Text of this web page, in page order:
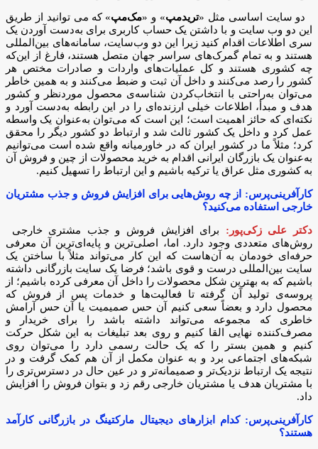
دو‌ سایت اساسی مثل «تریدمپ» و «مک‌مپ» که می توانید از طریق
این دو وب سایت و با داشتن یک حساب کاربری برای به‌دست آوردن یک
سری اطلاعات اقدام کنید زیرا این دو وب‌سایت، سامانه‌های بین‌المللی
هستند و به تمام گمرک‌های سراسر جهان متصل هستند، فارغ از این‌که
چه کشوری هستند و کل عملیات‌های واردات و صادرات مختص هر
کشور را رصد می‌کنند و داخل آن ثبت و ضبط می‌کنند و به همین خاطر
می‌توان به‌راحتی با انتخاب‌کردن شناسه‌ی محصول موردنظر و کشور
هدف و مبدأ، اطلاعات خیلی ارزنده‌ای را در این رابطه به‌دست آورد و
نکته‌ای که حائز اهمیت است؛ این است که می‌توان به‌عنوان یک واسطه
عمل کرد و داخل یک کشور ثالث شد و ارتباط دو کشور دیگر را محقق
کرد؛ مثلاً ما در کشور ایران که در خاورمیانه واقع شده است می‌توانیم
به‌عنوان یک بازرگان ایرانی اقدام به خرید محصولات از چین و فروش آن
به کشوری مثل عراق یا ترکیه باشیم و این ارتباط را تسهیل کنیم.
کارآفرینی‌پرس: از چه روش‌هایی برای افزایش فروش و جذب مشتریان
خارجی استفاده می‌کنید؟
دکتر علی زکی‌پور: برای افزایش فروش و جذب مشتری خارجی
روش‌های متعددی وجود دارد. اما، اصلی‌ترین و پایه‌ای‌ترین آن معرفی
حرفه‌ای خودمان به آن‌هاست که این کار می‌تواند مثلاً با ساختن یک
سایت بین‌المللی درست و قوی باشد؛ فرضا یک سایت بازرگانی داشته
باشیم که به بهترین شکل محصولات را داخل آن معرفی کرده باشیم؛ از
پروسه‌ی تولید آن گرفته تا فعالیت‌ها و خدمات پس از فروش که
محصول دارد و بعضاً سعی کنیم آن حس صمیمیت یا آن حس آرامش
خاطری که مجموعه می‌تواند داشته باشد را برای خریدار و
مصرف‌کننده نهایی القا کنیم و روی بعد تبلیغات به این شکل حرکت
کنیم و همین بستر را که یک حالت رسمی دارد را می‌توان روی
شبکه‌های اجتماعی برد و به عنوان مکمل از آن هم کمک گرفت و در
نتیجه یک ارتباط نزدیک‌تر و صمیمانه‌تر و در عین حال در دسترس‌تری را
با مشتریان هدف یا مشتریان خارجی رقم زد و بتوان فروش را افزایش
داد.
کارآفرینی‌پرس: کدام ابزارهای دیجیتال مارکتینگ در بازرگانی کارآمد
هستند؟